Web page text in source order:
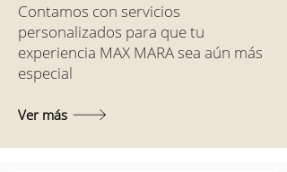
Contamos con servicios
personalizados para que tu
experiencia MAX MARA sea aún más
especial
Ver más